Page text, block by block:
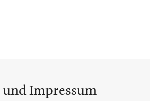
Impressum